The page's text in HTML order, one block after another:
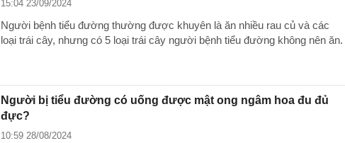
15:04 23/09/2024
Người bệnh tiểu đường thường được khuyên là ăn nhiều rau củ và các
loại trái cây, nhưng có 5 loại trái cây người bệnh tiểu đường không nên ăn.
Người bị tiểu đường có uống được mật ong ngâm hoa đu đủ
đực?
10:59 28/08/2024